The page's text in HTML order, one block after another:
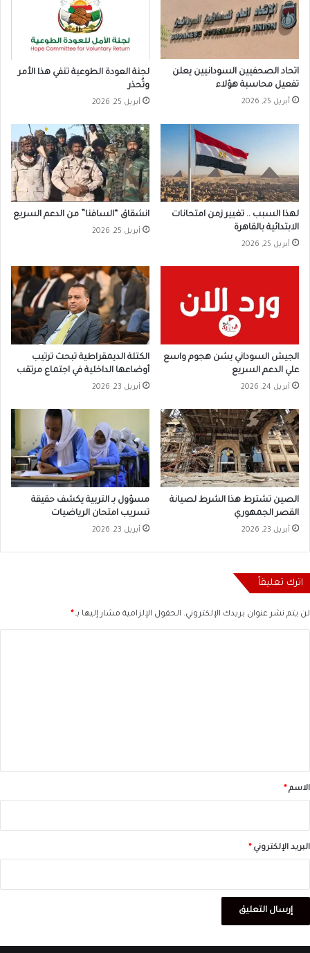
اتحاد الصحفيين السودانيين يعلن
تفعيل محاسبة هؤلاء
أبريل 25, 2026
لجنة العودة الطوعية تنفي هذا الأمر
وتُحذر
أبريل 25, 2026
لهذا السبب .. تغيير زمن امتحانات
الابتدائية بالقاهرة
أبريل 25, 2026
انشقاق “السافنا” من الدعم السريع
أبريل 25, 2026
الجيش السوداني يشن هجوم واسع
علي الدعم السريع
أبريل 24, 2026
الكتلة الديمقراطية تبحث ترتيب
أوضاعها الداخلية في اجتماع مرتقب
أبريل 23, 2026
الصين تشترط هذا الشرط لصيانة
القصر الجمهوري
أبريل 23, 2026
مسؤول بـ التربية يكشف حقيقة
تسريب امتحان الرياضيات
أبريل 23, 2026
اترك تعليقاً
لن يتم نشر عنوان بريدك الإلكتروني. الحقول الإلزامية مشار إليها بـ *
*الاسم *
البريد الإلكتروني *